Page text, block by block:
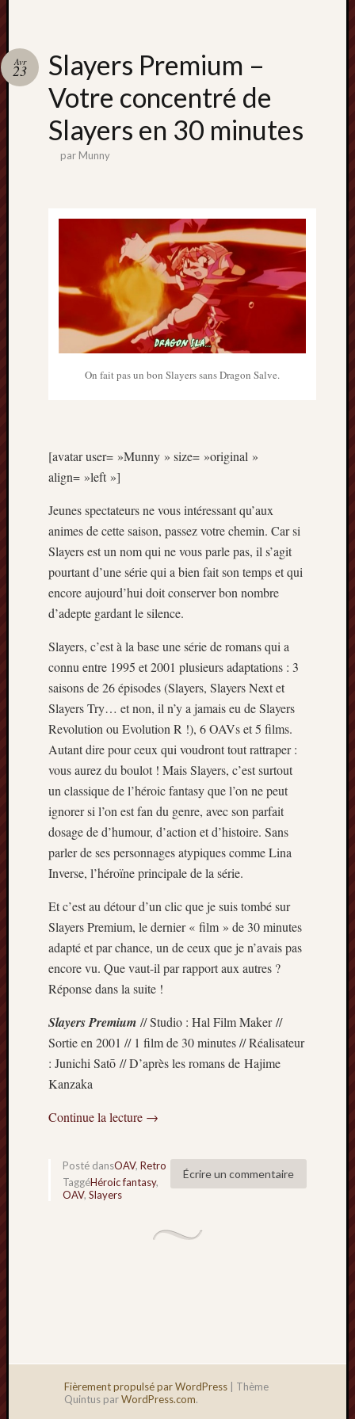
Slayers Premium –
Votre concentré de
Slayers en 30 minutes
Avr
23
par Munny
On fait pas un bon Slayers sans Dragon Salve.
[avatar user= »Munny » size= »original »
align= »left »]
Jeunes spectateurs ne vous intéressant qu’aux
animes de cette saison, passez votre chemin. Car si
Slayers est un nom qui ne vous parle pas, il s’agit
pourtant d’une série qui a bien fait son temps et qui
encore aujourd’hui doit conserver bon nombre
d’adepte gardant le silence.
Slayers, c’est à la base une série de romans qui a
connu entre 1995 et 2001 plusieurs adaptations : 3
saisons de 26 épisodes (Slayers, Slayers Next et
Slayers Try… et non, il n’y a jamais eu de Slayers
Revolution ou Evolution R !), 6 OAVs et 5 films.
Autant dire pour ceux qui voudront tout rattraper :
vous aurez du boulot ! Mais Slayers, c’est surtout
un classique de l’héroic fantasy que l’on ne peut
ignorer si l’on est fan du genre, avec son parfait
dosage de d’humour, d’action et d’histoire. Sans
parler de ses personnages atypiques comme Lina
Inverse, l’héroïne principale de la série.
Et c’est au détour d’un clic que je suis tombé sur
Slayers Premium, le dernier « film » de 30 minutes
adapté et par chance, un de ceux que je n’avais pas
encore vu. Que vaut-il par rapport aux autres ?
Réponse dans la suite !
Slayers Premium // Studio : Hal Film Maker //
Sortie en 2001 // 1 film de 30 minutes // Réalisateur
: Junichi Satō // D’après les romans de Hajime
Kanzaka
Continue la lecture →
Écrire un commentaire
Posté dansOAV, Retro
TaggéHéroic fantasy,
OAV, Slayers
Fièrement propulsé par WordPress
Thème
Quintus parWordPress.com.